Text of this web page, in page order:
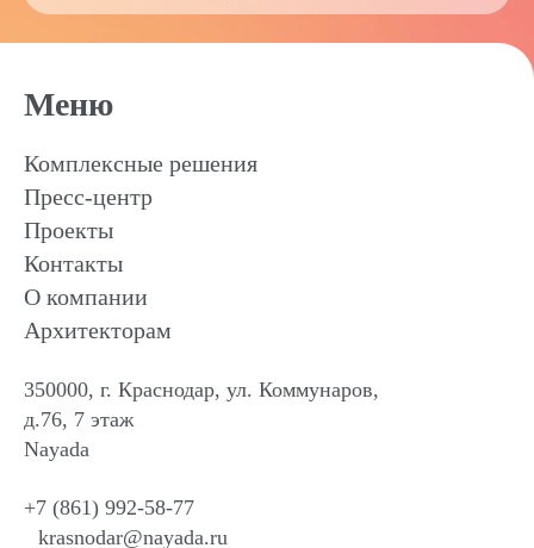
Меню
Комплексные решения
Пресс-центр
Проекты
Контакты
О компании
Архитекторам
350000, г. Краснодар, ул. Коммунаров,
д.76, 7 этаж
Nayada
+7 (861) 992-58-77
krasnodar@nayada.ru